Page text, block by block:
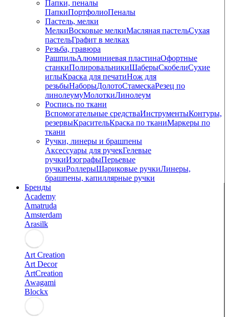
Папки, пеналы
ПапкиПортфолиоПеналы
Пастель, мелки
МелкиВосковые мелкиМасляная пастельСухая
пастельГрафит в мелках
Резьба, гравюра
РашпильАлюминиевая пластинаОфортные
станкиПолировальникиШаберыСкобелиСухие
иглыКраска для печатиНож для
резьбыНаборыДолотоСтамескаРезец по
линолеумуМолоткиЛинолеум
Роспись по ткани
Вспомогательные средстваИнструментыКонтуры,
резервыКрасительКраска по тканиМаркеры по
ткани
Ручки, линеры и брашпены
Аксессуары для ручекГелевые
ручкиИзографыПерьевые
ручкиРоллерыШариковые ручкиЛинеры,
брашпены, капиллярные ручки
Бренды
Academy
Amatruda
Amsterdam
Arasilk
Art Creation
Art Decor
ArtCreation
Awagami
Blockx